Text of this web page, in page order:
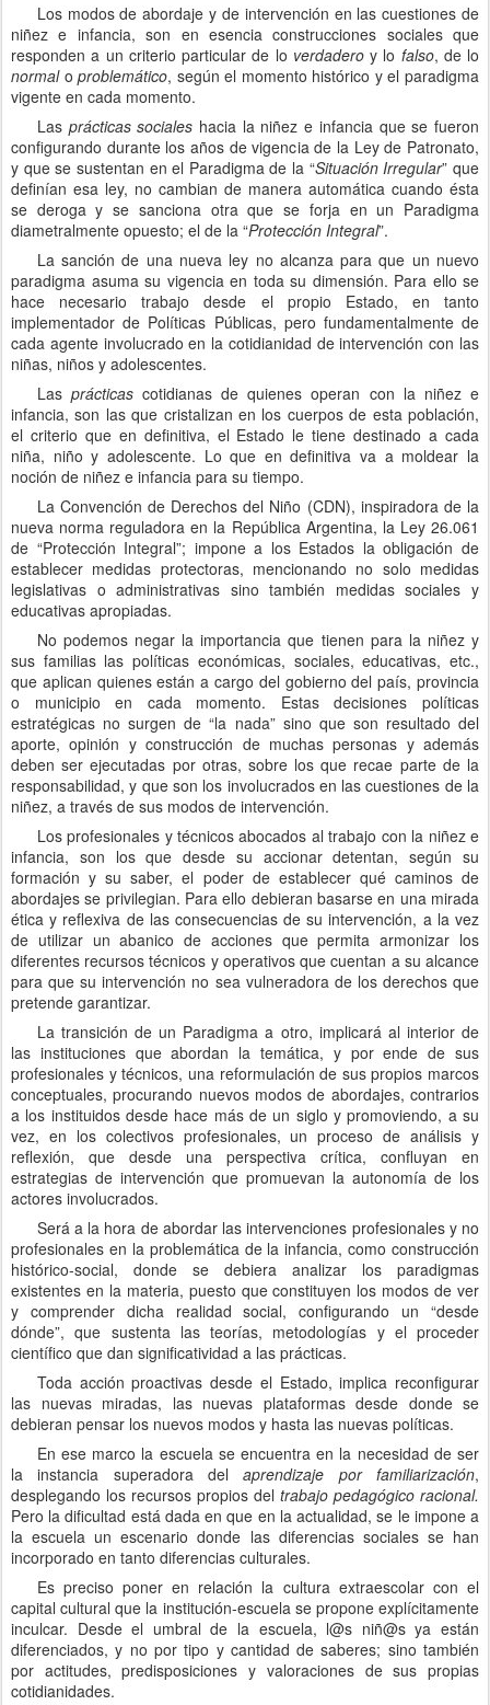
Los modos de abordaje y de intervención en las cuestiones de
niñez e infancia, son en esencia construcciones sociales que
responden a un criterio particular de lo verdaderoy lo falso, de lo
normaloproblemático, según el momento histórico y el paradigma
vigente en cada momento.
Las prácticas sociales hacia la niñez e infancia que se fueron
configurando durante los años de vigencia de la Ley de Patronato,
y que se sustentan en el Paradigma de la “Situación Irregular” que
definían esa ley, no cambian de manera automática cuando ésta
se deroga y se sanciona otra que se forja en un Paradigma
diametralmente opuesto; el de la “Protección Integral”.
La sanción de una nueva ley no alcanza para que un nuevo
paradigma asuma su vigencia en toda su dimensión. Para ello se
hace necesario trabajo desde el propio Estado, en tanto
implementador de Políticas Públicas, pero fundamentalmente de
cada agente involucrado en la cotidianidad de intervención con las
niñas, niños y adolescentes.
Las prácticascotidianas de quienes operan con la niñez e
infancia, son las que cristalizan en los cuerpos de esta población,
el criterio que en definitiva, el Estado le tiene destinado a cada
niña, niño y adolescente. Lo que en definitiva va a moldear la
noción de niñez e infancia para su tiempo.
La Convención de Derechos del Niño (CDN), inspiradora de la
nueva norma reguladora en la República Argentina, la Ley 26.061
de “Protección Integral”; impone a los Estados la obligación de
establecer medidas protectoras, mencionando no solo medidas
legislativas o administrativas sino también medidas sociales y
educativas apropiadas.
No podemos negar la importancia que tienen para la niñez y
sus familias las políticas económicas, sociales, educativas, etc.,
que aplican quienes están a cargo del gobierno del país, provincia
o municipio en cada momento. Estas decisiones políticas
estratégicas no surgen de “la nada” sino que son resultado del
aporte, opinión y construcción de muchas personas y además
deben ser ejecutadas por otras, sobre los que recae parte de la
responsabilidad, y que son los involucrados en las cuestiones de la
niñez, a través de sus modos de intervención.
Los profesionales y técnicos abocados al trabajo con la niñez e
infancia, son los que desde su accionar detentan, según su
formación y su saber, el poder de establecer qué caminos de
abordajes se privilegian. Para ello debieran basarse en una mirada
ética y reflexiva de las consecuencias de su intervención, a la vez
de utilizar un abanico de acciones que permita armonizar los
diferentes recursos técnicos y operativos que cuentan a su alcance
para que su intervención no sea vulneradora de los derechos que
pretende garantizar.
La transición de un Paradigma a otro, implicará al interior de
las instituciones que abordan la temática, y por ende de sus
profesionales y técnicos, una reformulación de sus propios marcos
conceptuales, procurando nuevos modos de abordajes, contrarios
a los instituidos desde hace más de un siglo y promoviendo, a su
vez, en los colectivos profesionales, un proceso de análisis y
reflexión, que desde una perspectiva crítica, confluyan en
estrategias de intervención que promuevan la autonomía de los
actores involucrados.
Será a la hora de abordar las intervenciones profesionales y no
profesionales en la problemática de la infancia, como construcción
histórico-social, donde se debiera analizar los paradigmas
existentes en la materia, puesto que constituyen los modos de ver
y comprender dicha realidad social, configurando un “desde
dónde”, que sustenta las teorías, metodologías y el proceder
científico que dan significatividad a las prácticas.
Toda acción proactivas desde el Estado, implica reconfigurar
las nuevas miradas, las nuevas plataformas desde donde se
debieran pensar los nuevos modos y hasta las nuevas políticas.
En ese marco la escuela se encuentra en la necesidad de ser
la instancia superadora delaprendizaje por familiarización,
desplegando los recursos propios del trabajo pedagógico racional.
Pero la dificultad está dada en que en la actualidad, se le impone a
la escuela un escenario donde las diferencias sociales se han
incorporado en tanto diferencias culturales.
Es preciso poner en relación la cultura extraescolar con el
capital cultural que la institución-escuela se propone explícitamente
inculcar. Desde el umbral de la escuela, l@s niñ@s ya están
diferenciados, y no por tipo y cantidad de saberes; sino también
por actitudes, predisposiciones y valoraciones de sus propias
cotidianidades.